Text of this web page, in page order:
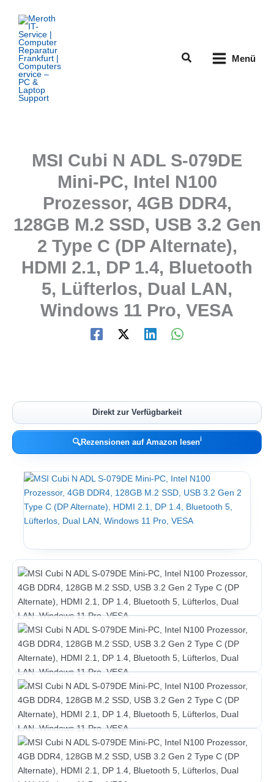
Inhalt
springen
Suchen Menü
MSI Cubi N ADL S-079DE
Mini-PC, Intel N100
Prozessor, 4GB DDR4,
128GB M.2 SSD, USB 3.2 Gen
2 Type C (DP Alternate),
HDMI 2.1, DP 1.4, Bluetooth
5, Lüfterlos, Dual LAN,
Windows 11 Pro, VESA
Direkt zur Verfügbarkeit
🔍Rezensionen auf Amazon lesenℹ︎